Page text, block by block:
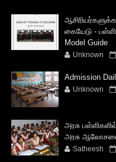
கையேடு -
Model Guide
Unknown
Admission
Unknown
அரசு
அரசு
Satheesh